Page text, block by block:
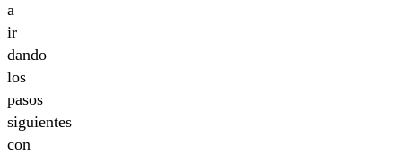
a
ir
dando
los
pasos
siguientes
con